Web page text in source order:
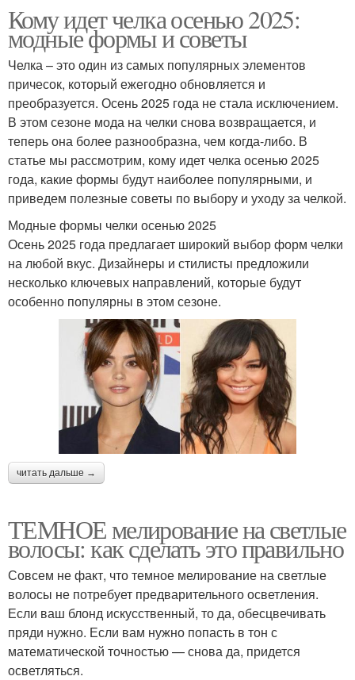
Кому идет челка осенью 2025:
модные формы и советы
Челка – это один из самых популярных элементов
причесок, который ежегодно обновляется и
преобразуется. Осень 2025 года не стала исключением.
В этом сезоне мода на челки снова возвращается, и
теперь она более разнообразна, чем когда-либо. В
статье мы рассмотрим, кому идет челка осенью 2025
года, какие формы будут наиболее популярными, и
приведем полезные советы по выбору и уходу за челкой.
Модные формы челки осенью 2025
Осень 2025 года предлагает широкий выбор форм челки
на любой вкус. Дизайнеры и стилисты предложили
несколько ключевых направлений, которые будут
особенно популярны в этом сезоне.
читать дальше →
ТЕМНОЕ мелирование на светлые
волосы: как сделать это правильно
Совсем не факт, что темное мелирование на светлые
волосы не потребует предварительного осветления.
Если ваш блонд искусственный, то да, обесцвечивать
пряди нужно. Если вам нужно попасть в тон с
математической точностью — снова да, придется
осветляться.